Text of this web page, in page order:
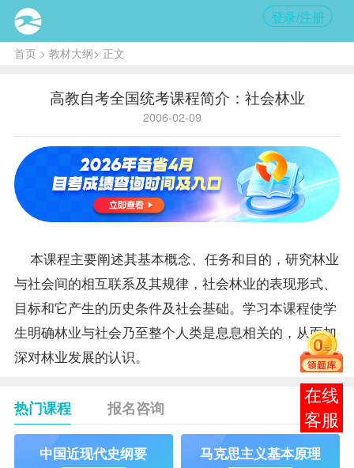
登录/注册
首页> 教材大纲> 正文
高教自考全国统考课程简介：社会林业
2006-02-09
本课程主要阐述其基本概念、任务和目的，研究林业
与社会间的相互联系及其规律，社会林业的表现形式、
目标和它产生的历史条件及社会基础。学习本课程使学
生明确林业与社会乃至整个人类是息息相关的，从而加
深对林业发展的认识。
热门课程 报名咨询
中国近现代史纲要 马克思主义基本原理
在线
客服